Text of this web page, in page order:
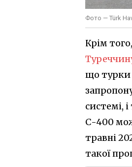
Фото — Türk
Крім
що турки
системі,
С-400
травні
такої